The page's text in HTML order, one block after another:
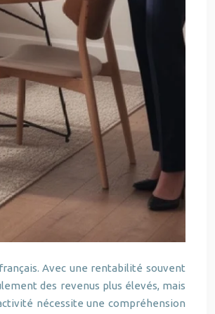
Avec une rentabilité souvent
des revenus plus élevés, mais
nécessite une compréhension